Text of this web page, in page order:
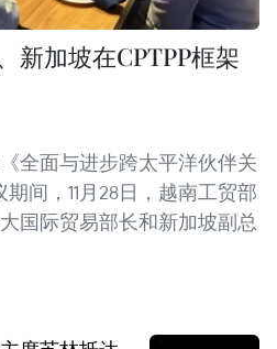
新加坡在CPTPP框架
全面与进步跨太平洋伙伴关
期间，11月28日，越南工贸部
国际贸易部长和新加坡副总